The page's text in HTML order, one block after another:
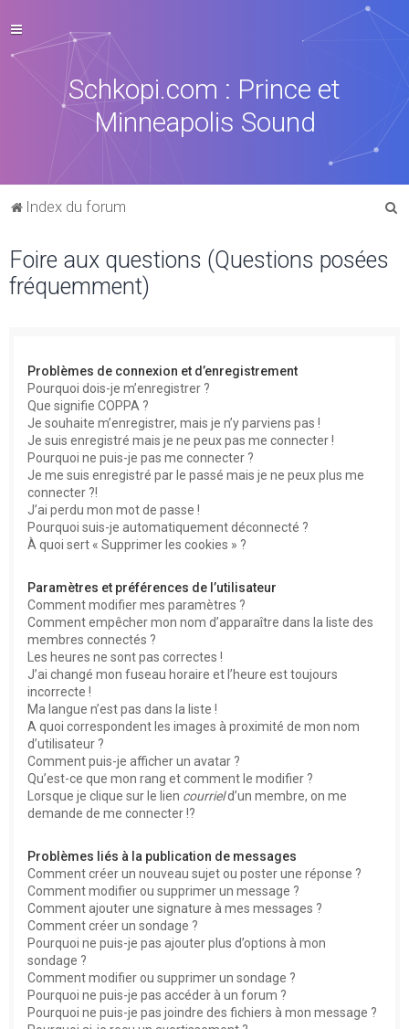
Schkopi.com : Prince et
Minneapolis Sound
Index du forum
Foire aux questions (Questions posées
fréquemment)
Problèmes de connexion et d’enregistrement
Pourquoi dois-je m’enregistrer ?
Que signifie COPPA ?
Je souhaite m’enregistrer, mais je n’y parviens pas !
Je suis enregistré mais je ne peux pas me connecter !
Pourquoi ne puis-je pas me connecter ?
Je me suis enregistré par le passé mais je ne peux plus me
connecter ?!
J’ai perdu mon mot de passe !
Pourquoi suis-je automatiquement déconnecté ?
À quoi sert « Supprimer les cookies » ?
Paramètres et préférences de l’utilisateur
Comment modifier mes paramètres ?
Comment empêcher mon nom d’apparaître dans la liste des
membres connectés ?
Les heures ne sont pas correctes !
J’ai changé mon fuseau horaire et l’heure est toujours
incorrecte !
Ma langue n’est pas dans la liste !
A quoi correspondent les images à proximité de mon nom
d’utilisateur ?
Comment puis-je afficher un avatar ?
Qu’est-ce que mon rang et comment le modifier ?
Lorsque je clique sur le lien courrield’un membre, on me
demande de me connecter !?
Problèmes liés à la publication de messages
Comment créer un nouveau sujet ou poster une réponse ?
Comment modifier ou supprimer un message ?
Comment ajouter une signature à mes messages ?
Comment créer un sondage ?
Pourquoi ne puis-je pas ajouter plus d’options à mon
sondage ?
Comment modifier ou supprimer un sondage ?
Pourquoi ne puis-je pas accéder à un forum ?
Pourquoi ne puis-je pas joindre des fichiers à mon message ?